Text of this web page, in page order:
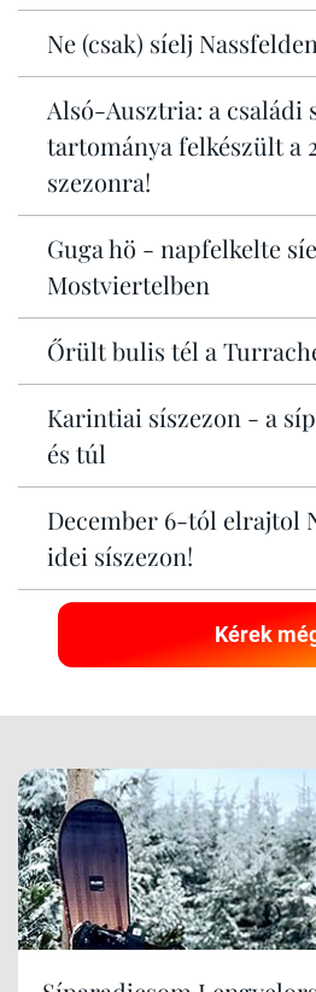
Ne (csak) síelj
Alsó-Ausztria: a családi
tartománya felkészült a
szezonra!
Guga hö - napfelkelte
Mostviertelben
Őrült bulis tél a
Karintiai síszezon - a
és túl
December 6-tól elrajtol
idei síszezon!
Kérek